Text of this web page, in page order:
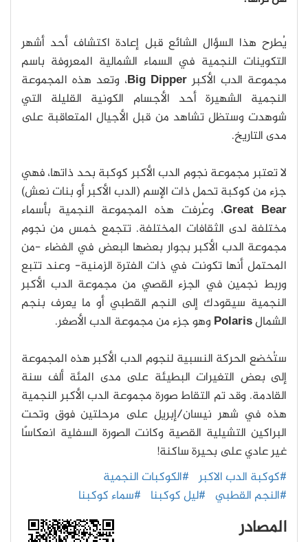
يُطرح هذا السؤال الشائع قبل إعادة اكتشاف أحد أشهر
التكوينات النجمية في السماء الشمالية المعروفة باسم
مجموعة الدب الأكبر Big Dipper، وتعد هذه المجموعة
النجمية الشهيرة أحد الأجسام الكونية القليلة التي
شوهدت وستظل تشاهد من قبل الأجيال المتعاقبة على
مدى التاريخ.
لا تعتبر مجموعة نجوم الدب الأكبر كوكبة بحد ذاتها، فهي
جزء من كوكبة تحمل ذات الإسم (الدب الأكبر أو بنات نعش)
Great Bear، وعُرفت هذه المجموعة النجمية بأسماء
مختلفة لدى الثقافات المختلفة. تتجمع خمس من نجوم
مجموعة الدب الأكبر بجوار بعضها البعض في الفضاء -من
المحتمل أنها تكونت في ذات الفترة الزمنية- وعند تتبع
وربط نجمين في الجزء القصي من مجموعة الدب الأكبر
النجمية سيقودك إلى النجم القطبي أو ما يعرف بنجم
الشمالPolaris وهو جزء من مجموعة الدب الأصغر.
ستُخضع الحركة النسبية لنجوم الدب الأكبر هذه المجموعة
إلى بعض التغيرات البطيئة على مدى المئة ألف سنة
القادمة. وقد تم التقاط صورة مجموعة الدب الأكبر النجمية
هذه في شهر نيسان/إبريل على مرحلتين فوق وتحت
البراكين التشيلية القصية وكانت الصورة السفلية انعكاسًا
غير عادي على بحيرة ساكنة!
#كوكبة الدب الاكبر #الكوكبات النجمية
#النجم القطبي #ليل كوكبنا #سماء كوكبنا
المصادر